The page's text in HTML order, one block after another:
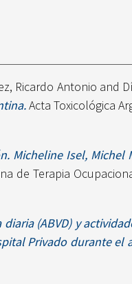
Ricardo Antonio and
Acta Toxicológica
Micheline Isel, Michel
de Terapia
(ABVD) y
Privado durante el